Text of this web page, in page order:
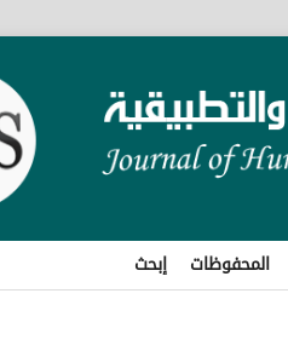
المحفوظات إبحث